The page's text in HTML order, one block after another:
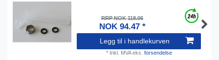
RRP NOK 118.06
NOK 94.47 *
Legg til i handlekurven
* Inkl. MVAeks. forsendelse